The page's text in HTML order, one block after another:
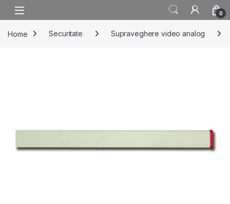
Skip to navigation
Skip to content
0
Home Securitate Supraveghere video analog